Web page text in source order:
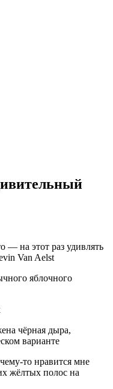
— на этот раз удивлять
Van Aelst
яблочного
чёрная дыра,
варианте
то нравится мне
жёлтых полос на